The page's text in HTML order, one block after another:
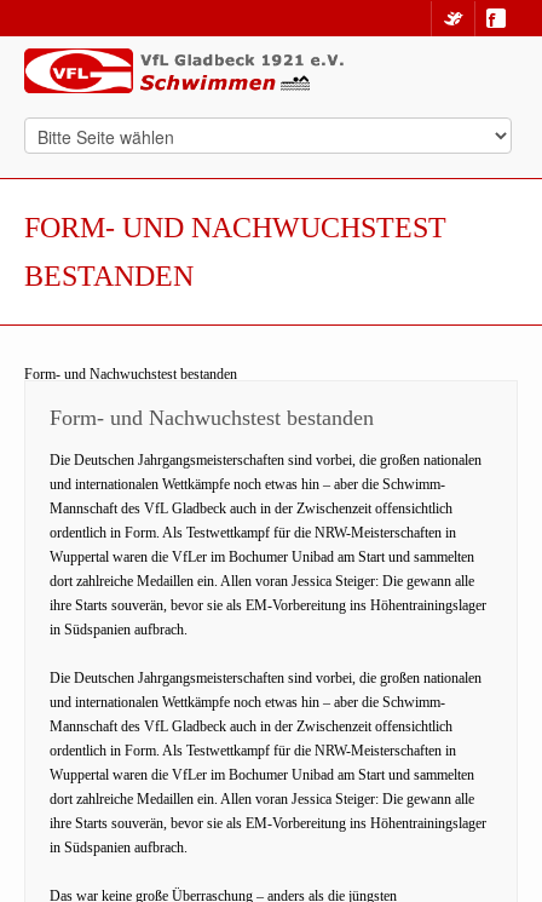
FORM- UND NACHWUCHSTEST
BESTANDEN
Form- und Nachwuchstest bestanden
Form- und Nachwuchstest bestanden
Die Deutschen Jahrgangsmeisterschaften sind vorbei, die großen nationalen
und internationalen Wettkämpfe noch etwas hin – aber die Schwimm-
Mannschaft des VfL Gladbeck auch in der Zwischenzeit offensichtlich
ordentlich in Form. Als Testwettkampf für die NRW-Meisterschaften in
Wuppertal waren die VfLer im Bochumer Unibad am Start und sammelten
dort zahlreiche Medaillen ein. Allen voran Jessica Steiger: Die gewann alle
ihre Starts souverän, bevor sie als EM-Vorbereitung ins Höhentrainingslager
in Südspanien aufbrach.
Die Deutschen Jahrgangsmeisterschaften sind vorbei, die großen nationalen
und internationalen Wettkämpfe noch etwas hin – aber die Schwimm-
Mannschaft des VfL Gladbeck auch in der Zwischenzeit offensichtlich
ordentlich in Form. Als Testwettkampf für die NRW-Meisterschaften in
Wuppertal waren die VfLer im Bochumer Unibad am Start und sammelten
dort zahlreiche Medaillen ein. Allen voran Jessica Steiger: Die gewann alle
ihre Starts souverän, bevor sie als EM-Vorbereitung ins Höhentrainingslager
in Südspanien aufbrach.
Das war keine große Überraschung – anders als die jüngsten